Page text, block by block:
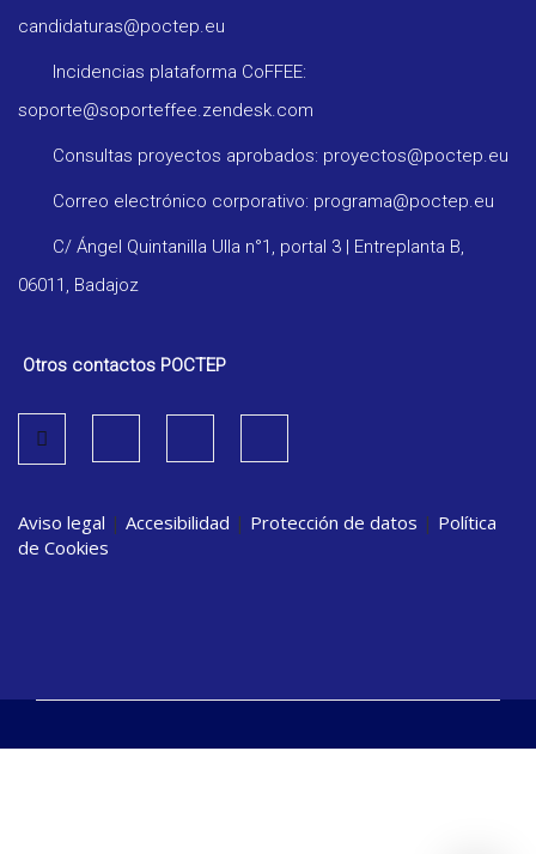
candidaturas@poctep.eu
Incidencias plataforma CoFFEE:
soporte@soporteffee.zendesk.com
Consultas proyectos aprobados: proyectos@poctep.eu
Correo electrónico corporativo: programa@poctep.eu
C/ Ángel Quintanilla Ulla n°1, portal 3 | Entreplanta B,
06011, Badajoz
Otros contactos POCTEP
Aviso legal | Accesibilidad | Protección de datos | Política
de Cookies